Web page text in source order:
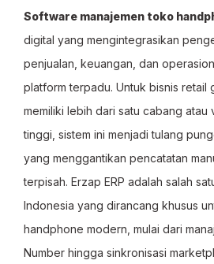
Software manajemen toko
digital yang mengintegrasikan
penjualan, keuangan, dan
platform terpadu. Untuk bisnis retail
memiliki lebih dari satu cabang atau
tinggi, sistem ini menjadi tulang
yang menggantikan pencatatan
terpisah. Erzap ERP adalah salah
Indonesia yang dirancang khusus
handphone modern, mulai dari
Number hingga sinkronisasi